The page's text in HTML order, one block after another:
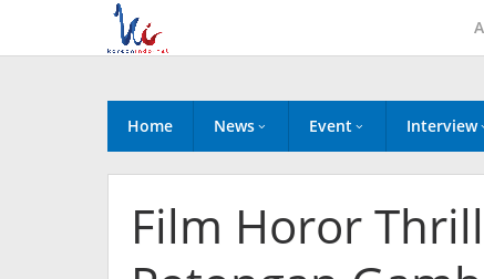
content
Home News Event Interview
Film Horor